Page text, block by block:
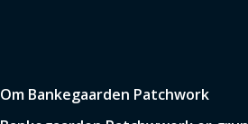
Om Bankegaarden Patchwork